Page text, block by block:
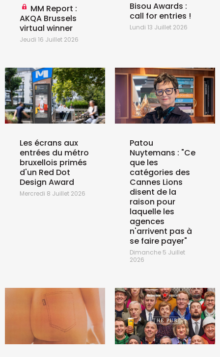
MM Report :
AKQA Brussels
virtual winner
Jeudi 16 Juillet 2026
Bisou Awards :
call for entries !
Lundi 13 Juillet 2026
Les écrans aux
entrées du métro
bruxellois primés
d'un Red Dot
Design Award
Mercredi 8 Juillet 2026
Patou
Nuytemans : "Ce
que les
catégories des
Cannes Lions
disent de la
raison pour
laquelle les
agences
n'arrivent pas à
se faire payer"
Dimanche 5 Juillet
2026